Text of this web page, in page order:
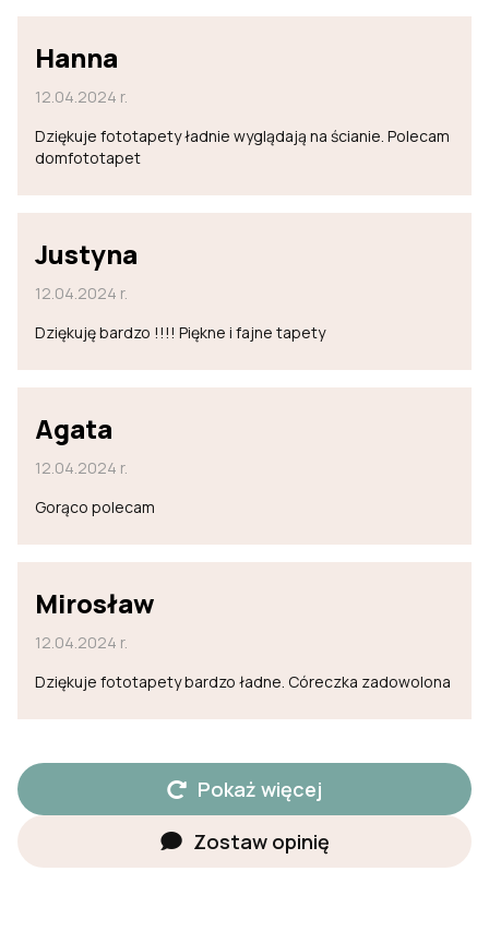
Hanna
12.04.2024 r.
Dziękuje fototapety ładnie wyglądają na ścianie. Polecam
domfototapet
Justyna
12.04.2024 r.
Dziękuję bardzo !!!! Piękne i fajne tapety
Agata
12.04.2024 r.
Gorąco polecam
Mirosław
12.04.2024 r.
Dziękuje fototapety bardzo ładne. Córeczka zadowolona
Pokaż więcej
Zostaw opinię